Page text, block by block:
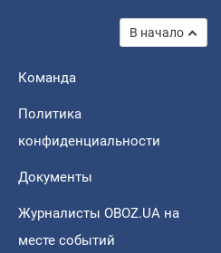
В начало
Команда
Политика
конфиденциальности
Документы
Журналисты OBOZ.UA на
месте событий